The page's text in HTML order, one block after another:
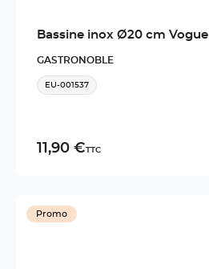
Bassine inox Ø20 cm Vogue
GASTRONOBLE
EU-001537
11,90 €TTC
Promo